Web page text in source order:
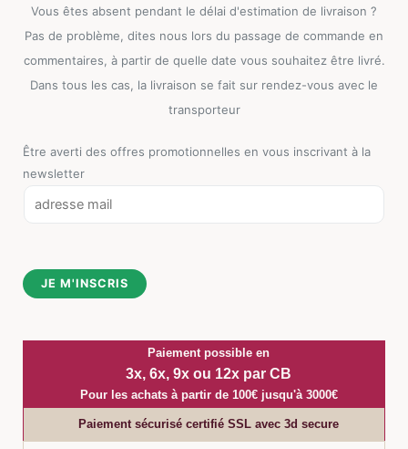
Vous êtes absent pendant le délai d'estimation de livraison ?
Pas de problème, dites nous lors du passage de commande en
commentaires, à partir de quelle date vous souhaitez être livré.
Dans tous les cas, la livraison se fait sur rendez-vous avec le
transporteur
Être averti des offres promotionnelles en vous inscrivant à la
newsletter
m
l
JE M'INSCRIS
Paiement possible en
3x, 6x, 9x ou 12x par CB
Pour les achats à partir de 100€ jusqu'à 3000€
Paiement sécurisé certifié SSL avec 3d secure